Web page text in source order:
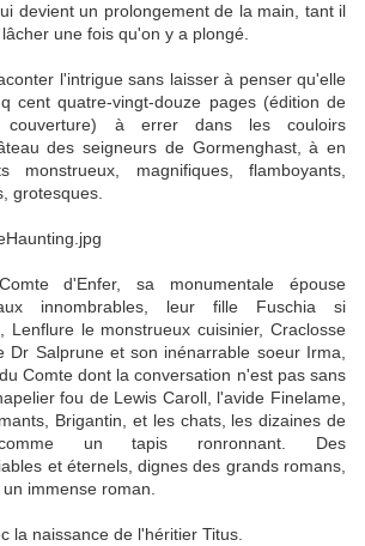
devient un prolongement de la main, tant il
une fois qu'on y a plongé.
l'intrigue sans laisser à penser qu'elle
cent quatre-vingt-douze pages (édition de
à errer dans les couloirs
des seigneurs de Gormenghast, à en
monstrueux, magnifiques, flamboyants,
grotesques.
d'Enfer, sa monumentale épouse
innombrables, leur fille Fuschia si
Lenflure le monstrueux cuisinier, Craclosse
Dr Salprune et son inénarrable soeur Irma,
Comte dont la conversation n'est pas sans
fou de Lewis Caroll, l'avide Finelame,
Brigantin, et les chats, les dizaines de
un tapis ronronnant. Des
et éternels, dignes des grands romans,
immense roman.
la naissance de l'héritier Titus.